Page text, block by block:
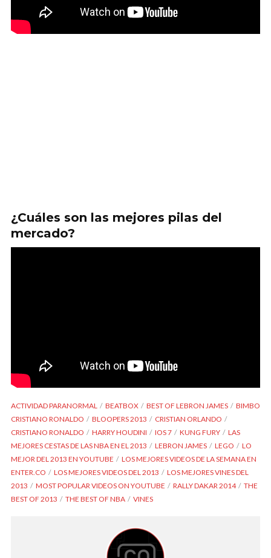
¿Cuáles son las mejores pilas del
mercado?
ACTIVIDAD PARANORMAL BEATBOX BEST OF LEBRON JAMES
BIMBO
CRISTIANO RONALDO
BLOOPERS 2013
CRISTIAN ORLANDO
CRISTIANO RONALDO
HARRY HOUDINI IOS 7 KUNG FURY
LAS
MEJORES CESTAS DE LAS NBA EN EL 2013
LEBRON JAMES LEGO
LO
MEJOR DEL 2013 EN YOUTUBE
LOS MEJORES VIDEOS DE LA SEMANA EN
ENTER.CO
LOS MEJORES VIDEOS DEL 2013
LOS MEJORES VINES DEL
2013
MOST POPULAR VIDEOS ON YOUTUBE RALLY DAKAR 2014
THE
BEST OF 2013
THE BEST OF NBA VINES